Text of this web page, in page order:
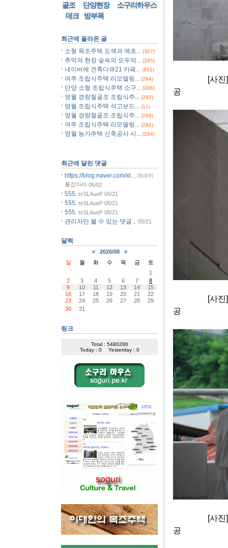
[사진]충주
공
[사진]충주
공
[사진]충주
공
골조
단양현장
소구리하우스
데크
방부목
최근에 올라온 글
소형 목조주택 도색과 예초...
(307)
추억의 현장 숲속의 오두막... (285)
네이버에 건축다큐21 카페... (832)
여주 조립식주택 리모델링... (284)
단양 소형 조립식주택 소구... (286)
영월 경량철골조 조립식주... (282)
영월 조립식주택 석고보드... (11)
영월 경량철골조 조립식주... (286)
여주 조립식주택 리모델링... (284)
영월 농가주택 신축공사 시... (284)
최근에 달린 댓글
https://blog.naver.com/xl...
개새끼
를잡아라 06/02
555. tsSLAueP 05/21
555. tsSLAueP 05/21
555. tsSLAueP 05/21
관리자만 볼 수 있는 댓글... 05/21
달력
« 2026/08
»
일
월 화 수 목 금
토
1
2
3 4 5 6 7
8
9
10 11 12 13 14
15
16
17 18 19 20 21
22
23
24 25 26 27 28
29
30
31
링크
Total : 5480286
Today : 0
Yesterday : 0